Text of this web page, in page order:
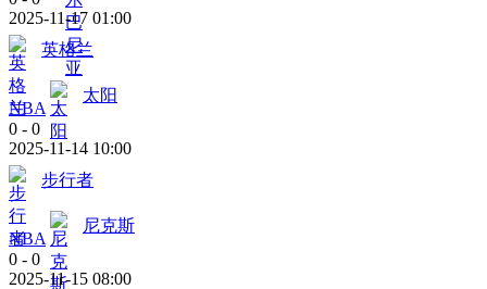
2025-11-17 01:00
英格兰
NBA
太阳
0 - 0
2025-11-14 10:00
步行者
NBA
尼克斯
0 - 0
2025-11-15 08:00